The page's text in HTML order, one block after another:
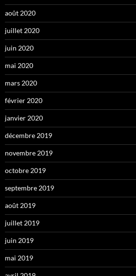
août 2020
juillet 2020
juin 2020
mai 2020
mars 2020
février 2020
janvier 2020
décembre 2019
novembre 2019
octobre 2019
septembre 2019
août 2019
juillet 2019
juin 2019
mai 2019